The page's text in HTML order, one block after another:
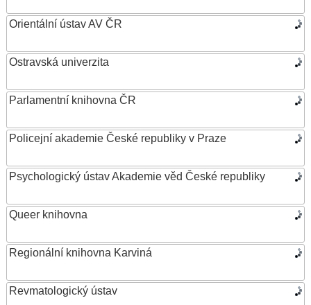
Orientální ústav AV ČR
Ostravská univerzita
Parlamentní knihovna ČR
Policejní akademie České republiky v Praze
Psychologický ústav Akademie věd České republiky
Queer knihovna
Regionální knihovna Karviná
Revmatologický ústav